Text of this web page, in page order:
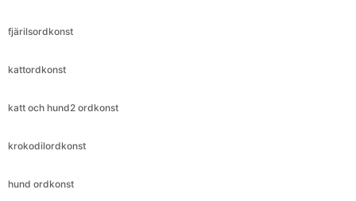
fjärilsordkonst
kattordkonst
katt och hund2 ordkonst
krokodilordkonst
hund ordkonst